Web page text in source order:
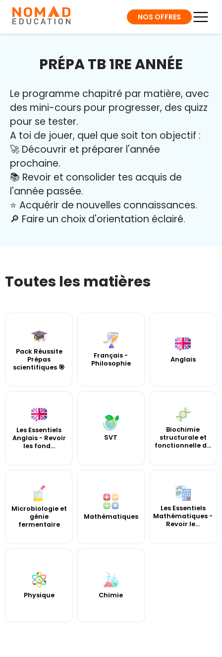
NOS OFFRES
PRÉPA TB 1RE ANNÉE
Le programme chapitré par matière, avec
des mini-cours pour progresser, des quizz
pour se tester.
A toi de jouer, quel que soit ton objectif :
🚀 Découvrir et préparer l'année
prochaine.
📚 Revoir et consolider tes acquis de
l'année passée.
⭐️ Acquérir de nouvelles connaissances.
🔎 Faire un choix d'orientation éclairé.
Toutes les matières
Pack Réussite
Prépas
scientifiques 🎯
Français -
Philosophie
Anglais
Les Essentiels
Anglais - Revoir
les fond...
SVT
Biochimie
structurale et
fonctionnelle d...
Microbiologie et
génie
fermentaire
Mathématiques
Les Essentiels
Mathématiques -
Revoir le...
Physique Chimie